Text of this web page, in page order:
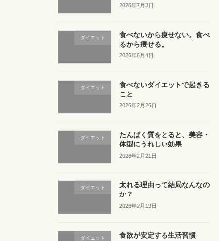
2026年7月3日
ダイエット
食べないから痩せない。食べ
るから痩せる。
2026年6月4日
ダイエット
食べないダイエットで起きる
こと
2026年2月26日
ダイエット
たんぱく質をとると、美容・
体型にうれしい効果
2026年2月21日
ダイエット
太れる理由って結局なんなの
か？
2026年2月19日
ダイエット 食欲が安定する生活習慣